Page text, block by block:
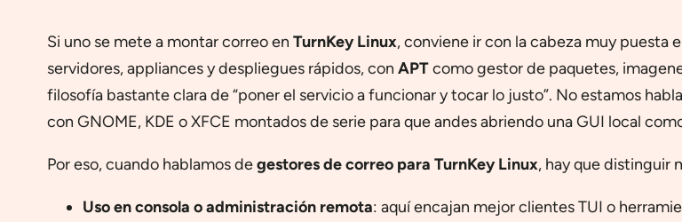
Si uno se mete a montar correo en TurnKey Linux, conviene ir con la cabeza muy puesta
servidores, appliances y despliegues rápidos, con APTcomo gestor de paquetes,
filosofía bastante clara de “poner el servicio a funcionar y tocar lo justo”. No estamos
con GNOME, KDE o XFCE montados de serie para que andes abriendo una GUI local
Por eso, cuando hablamos degestores de correo para TurnKey Linux, hay que distinguir
Uso en consola o administración remota: aquí encajan mejor clientes TUI o